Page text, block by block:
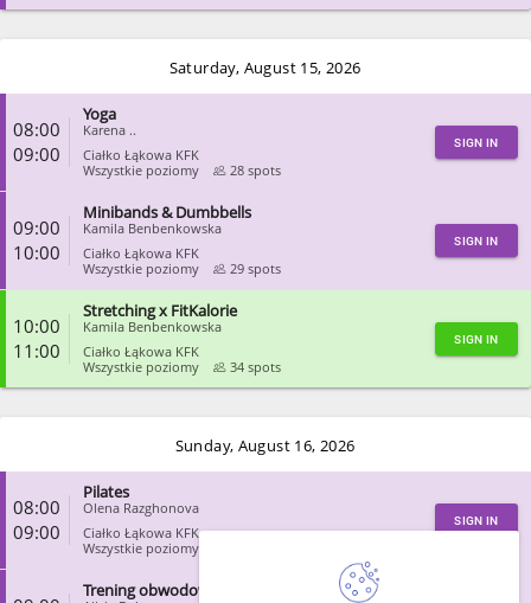
CLOSE
Saturday, August 15, 2026
08:00
09:00
Yoga
Karena ..
Ciałko Łąkowa KFK
Wszystkie poziomy
28 spots
SIGN IN
09:00
10:00
Minibands & Dumbbells
Kamila Benbenkowska
Ciałko Łąkowa KFK
Wszystkie poziomy
29 spots
SIGN IN
10:00
11:00
Stretching x FitKalorie
Kamila Benbenkowska
Ciałko Łąkowa KFK
Wszystkie poziomy
34 spots
SIGN IN
CLOSE
Sunday, August 16, 2026
08:00
09:00
Pilates
Olena Razghonova
Ciałko Łąkowa KFK
Wszystkie poziomy
SIGN IN
Trening obwodowy 90’s/00’s